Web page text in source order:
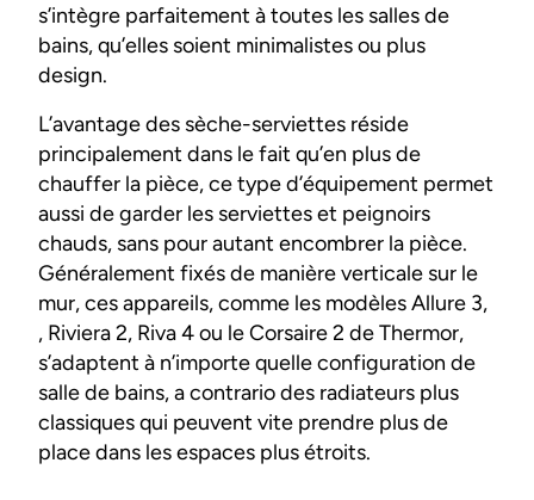
s’intègre parfaitement à toutes les salles de
bains, qu’elles soient minimalistes ou plus
design.
L’avantage des sèche-serviettes réside
principalement dans le fait qu’en plus de
chauffer la pièce, ce type d’équipement permet
aussi de garder les serviettes et peignoirs
chauds, sans pour autant encombrer la pièce.
Généralement fixés de manière verticale sur le
mur, ces appareils, comme les modèles Allure 3,
, Riviera 2, Riva 4 ou le Corsaire 2 de Thermor,
s’adaptent à n’importe quelle configuration de
salle de bains, a contrario des radiateurs plus
classiques qui peuvent vite prendre plus de
place dans les espaces plus étroits.